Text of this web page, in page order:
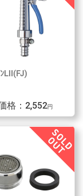
LⅡ(FJ)
格：2,552円